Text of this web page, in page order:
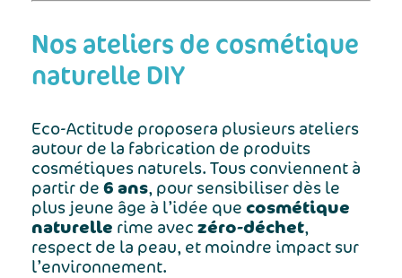
Nos ateliers de cosmétique
naturelle DIY
Eco-Actitude proposera plusieurs ateliers
autour de la fabrication de produits
cosmétiques naturels. Tous conviennent à
partir de 6 ans, pour sensibiliser dès le
plus jeune âge à l’idée que cosmétique
naturelle rime avec zéro-déchet,
respect de la peau, et moindre impact sur
l’environnement.